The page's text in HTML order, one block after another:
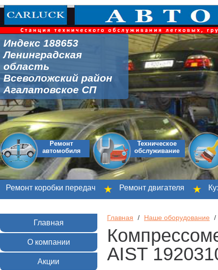
Индекс 188653
Ленинградская
область
Всеволожский район
Агалатовское СП
Ремонт
автомобиля
Техническое
обслуживание
коробки передач Ремонт двигателя
Главная
О компании
Акции
Главная / Наше оборудование /
AIST